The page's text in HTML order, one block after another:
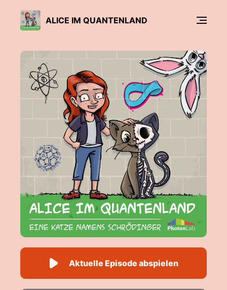
ALICE IM QUANTENLAND
Aktuelle Episode abspielen